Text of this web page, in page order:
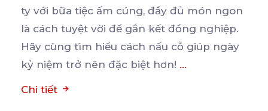
ty với bữa tiệc ấm cúng, đầy đủ món ngon
là cách tuyệt vời để gắn kết đồng nghiệp.
Hãy cùng tìm hiểu cách nấu cỗ giúp ngày
kỷ niệm trở nên đặc biệt hơn! ...
Chi tiết